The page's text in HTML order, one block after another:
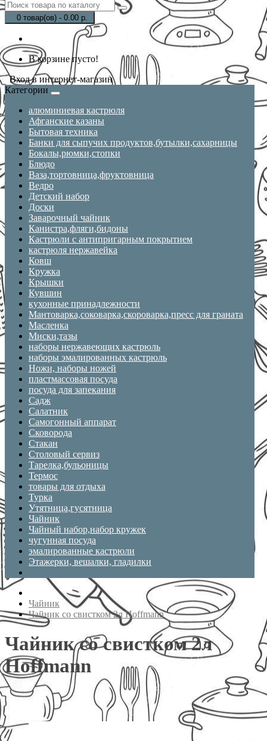
0 товар(ов) - 0.00 р.
В корзине пусто!
Вход в интернет-магазин
Категории
алюминиевая кастрюля
Афганские казаны
Бытовая техника
Банки для сыпучих продуктов,бутылки,сахарницы
Бокалы,рюмки,стопки
Блюдо
Ваза,тортовница,фруктовница
Ведро
Детский набор
Доски
Заварочный чайник
Канистра,фляги,бидоны
Кастрюли с антипригарным покрытием
кастрюля нержавейка
Ковш
Кружка
Крышки
Кувшин
кухонные принадлежности
Мантоварка,соковарка,скороварка,пресс для граната
Масленка
Миски,тазы
наборы нержавеющих кастрюль
наборы эмалированных кастрюль
Ножи, наборы ножей
пластмассовая посуда
посуда для запекания
Садж
Салатник
Самогонный аппарат
Сковорода
Стакан
Столовый сервиз
Тарелка,бульоницы
Термос
товары для отдыха
Турка
Утятница,гусятница
Чайник
Чайный набор,набор кружек
чугунная посуда
эмалированные кастрюли
Этажерки, вешалки, гладилки
Чайник
Чайник со свистком 2л Hoffmann
Чайник со свистком 2л
Hoffmann